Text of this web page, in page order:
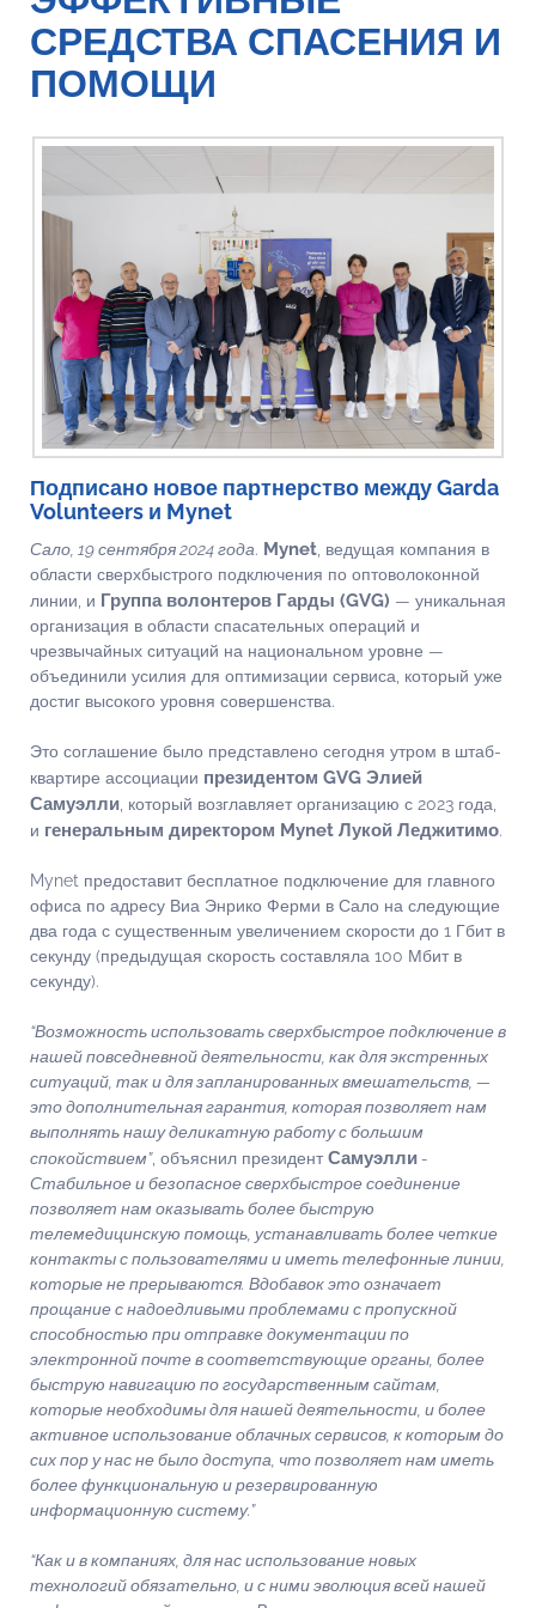
СРЕДСТВА СПАСЕНИЯ И
ПОМОЩИ
Подписано новое партнерство между Garda
Volunteers и Mynet
Сало, 19 сентября 2024 года. Mynet , ведущая компания в
области сверхбыстрого подключения по оптоволоконной
линии, и Группа волонтеров Гарды (GVG) — уникальная
организация в области спасательных операций и
чрезвычайных ситуаций на национальном уровне —
объединили усилия для оптимизации сервиса, который уже
достиг высокого уровня совершенства.
Это соглашение было представлено сегодня утром в штаб-
квартире ассоциации президентом GVG Элией
Самуэлли , который возглавляет организацию с 2023 года,
и генеральным директором Mynet Лукой Леджитимо.
Mynet предоставит бесплатное подключение для главного
офиса по адресу Виа Энрико Ферми в Сало на следующие
два года с существенным увеличением скорости до 1 Гбит в
секунду (предыдущая скорость составляла 100 Мбит в
секунду).
“Возможность использовать сверхбыстрое подключение в
нашей повседневной деятельности, как для экстренных
ситуаций, так и для запланированных вмешательств, —
это дополнительная гарантия, которая позволяет нам
выполнять нашу деликатную работу с большим
спокойствием”, объяснил президент Самуэлли-
Стабильное и безопасное сверхбыстрое соединение
позволяет нам оказывать более быструю
телемедицинскую помощь, устанавливать более четкие
контакты с пользователями и иметь телефонные линии,
которые не прерываются. Вдобавок это означает
прощание с надоедливыми проблемами с пропускной
способностью при отправке документации по
электронной почте в соответствующие органы, более
быструю навигацию по государственным сайтам,
которые необходимы для нашей деятельности, и более
активное использование облачных сервисов, к которым до
сих пор у нас не было доступа, что позволяет нам иметь
более функциональную и резервированную
информационную систему.”
“Как и в компаниях, для нас использование новых
технологий обязательно, и с ними эволюция всей нашей